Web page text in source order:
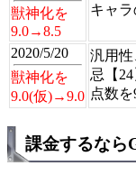
獣神化を
9.0→8.5
キャ
2020/5/20
獣神化を
9.0(仮)→9.0
汎用
忌【
点数を
課金するなら